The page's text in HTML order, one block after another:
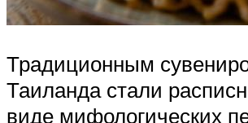
Традиционным
Таиланда стали
виде мифологических